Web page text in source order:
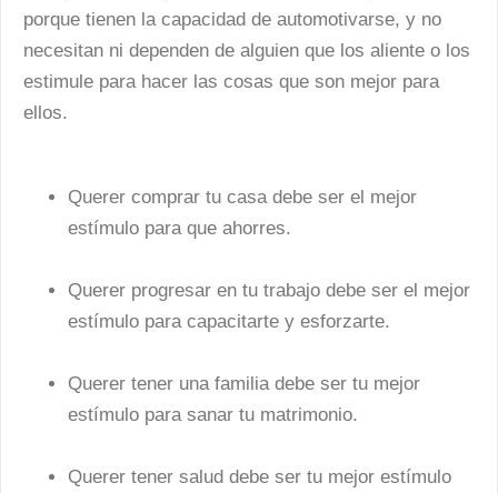
porque tienen la capacidad de automotivarse, y no
necesitan ni dependen de alguien que los aliente o los
estimule para hacer las cosas que son mejor para
ellos.
Querer comprar tu casa debe ser el mejor
estímulo para que ahorres.
Querer progresar en tu trabajo debe ser el mejor
estímulo para capacitarte y esforzarte.
Querer tener una familia debe ser tu mejor
estímulo para sanar tu matrimonio.
Querer tener salud debe ser tu mejor estímulo